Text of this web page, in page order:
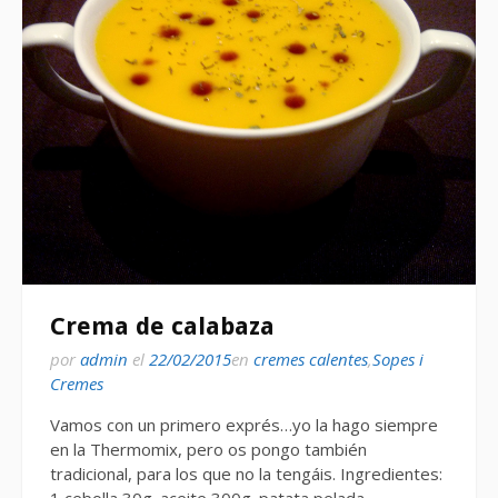
Crema de calabaza
por admin el 22/02/2015en cremes calentes,Sopes i
Cremes
Vamos con un primero exprés…yo la hago siempre
en la Thermomix, pero os pongo también
tradicional, para los que no la tengáis. Ingredientes: